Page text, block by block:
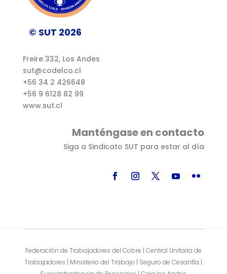
© SUT 2026
Freire 332, Los Andes
sut@codelco.cl
+56 34 2 426648
+56 9 6128 82 99
www.sut.cl
Manténgase en contacto
Siga a Sindicato SUT para estar al día
Federación de Trabajadores del Cobre | Central Unitaria de
Trabajadores | Ministerio del Trabajo | Seguro de Cesantía |